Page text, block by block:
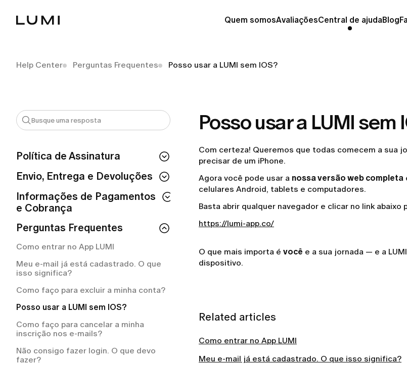
Quem somosAvaliaçõesCentral de ajudaBlog
Help Center Perguntas Frequentes Posso usar a LUMI sem IOS?
Política de Assinatura
Se eu cancelar a minha assinatura,
perco o acesso imediatamente?
Como posso conferir o status da minha
assinatura?
Como cancelar a sua assinatura LUMI?
O que está incluído na minha assinatura
Como cancelar a sua assinatura LUMI?
Com que frequência serei cobrada pelo
meu plano de assinatura?
Envio, Entrega e Devoluções
Como fazer um pedido na LUMI?
Preciso pagar pelo serviço de entrega?
Meu pedido está atrasado. O que devo
pedido?
devolução?
Para quais países vocês entregam?
Posso alterar ou cancelar o meu pedido
após finalizá-lo?
Como faço para devolver uma peça que
não serviu?
Informações de Pagamentos
e Cobrança
Quanto tempo leva para receber o
reembolso da LUMI?
Por que a LUMI me cobrou
automaticamente?
Como solicitar um reembolso na LUMI?
Como posso solicitar um reembolso?
Perguntas Frequentes
Como entrar no App LUMI
Meu e-mail já está cadastrado. O que
isso significa?
Como faço para excluir a minha conta?
Posso usar a LUMI sem IOS?
Como faço para cancelar a minha
inscrição nos e-mails?
Não consigo fazer login. O que devo
fazer?
Posso usar a LUMI sem
Com certeza! Queremos que todas comecem a sua
precisar de um iPhone.
Agora você pode usar a nossa versão web completa
celulares Android, tablets e computadores.
Basta abrir qualquer navegador e clicar no link abaixo
https://lumi-app.co/
O que mais importa é você e a sua jornada — e a
dispositivo.
Related articles
Como entrar no App LUMI
Meu e-mail já está cadastrado. O que isso significa?